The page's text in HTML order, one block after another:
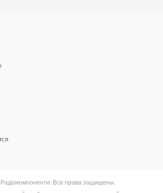
Все права защищены.